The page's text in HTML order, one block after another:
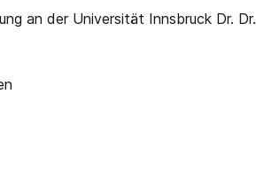
an der Universität Innsbruck Dr. Dr.